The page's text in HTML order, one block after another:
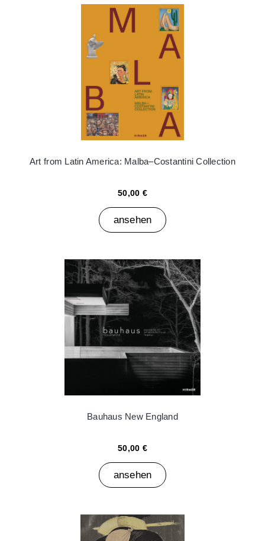
Art from Latin America: Malba–Costantini Collection
50,00 €
ansehen
Bauhaus New England
50,00 €
ansehen